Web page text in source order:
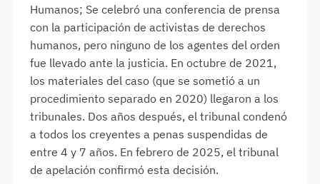
Humanos; Se celebró una conferencia de prensa
con la participación de activistas de derechos
humanos, pero ninguno de los agentes del orden
fue llevado ante la justicia. En octubre de 2021,
los materiales del caso (que se sometió a un
procedimiento separado en 2020) llegaron a los
tribunales. Dos años después, el tribunal condenó
a todos los creyentes a penas suspendidas de
entre 4 y 7 años. En febrero de 2025, el tribunal
de apelación confirmó esta decisión.